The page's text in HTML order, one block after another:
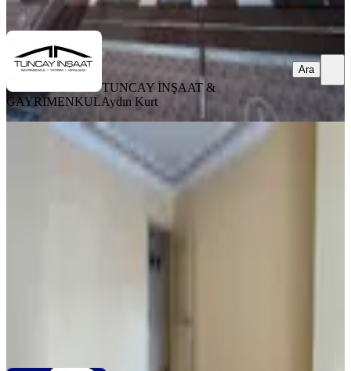
Ara
TUNCAY İNŞAAT &
GAYRİMENKULAydın Kurt
Ara
MANZARALI
Mecidiyeköy'de Satılık 3+1 Dubleks
Daire Asansörlü Otoparklı
Şişli, Kuştepe Mahallesi
140 m²
SELÇUK TAVLAK